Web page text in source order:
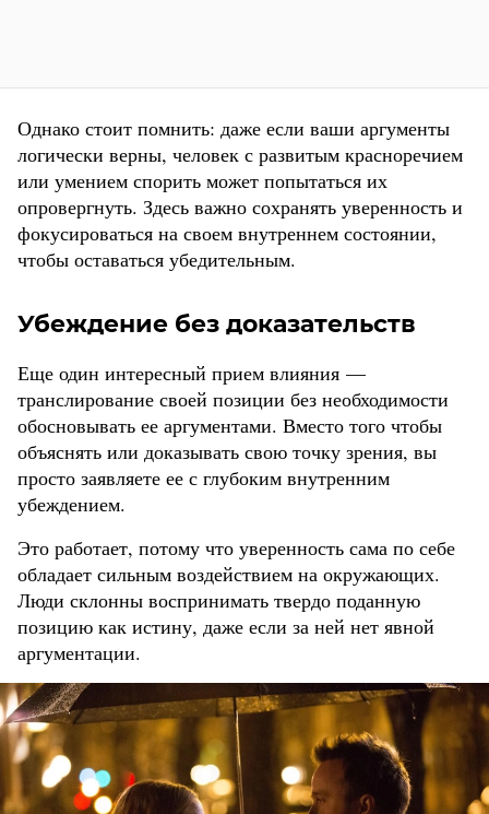
Однако стоит помнить: даже если ваши аргументы
логически верны, человек с развитым красноречием
или умением спорить может попытаться их
опровергнуть. Здесь важно сохранять уверенность и
фокусироваться на своем внутреннем состоянии,
чтобы оставаться убедительным.
Убеждение без доказательств
Еще один интересный прием влияния —
транслирование своей позиции без необходимости
обосновывать ее аргументами. Вместо того чтобы
объяснять или доказывать свою точку зрения, вы
просто заявляете ее с глубоким внутренним
убеждением.
Это работает, потому что уверенность сама по себе
обладает сильным воздействием на окружающих.
Люди склонны воспринимать твердо поданную
позицию как истину, даже если за ней нет явной
аргументации.